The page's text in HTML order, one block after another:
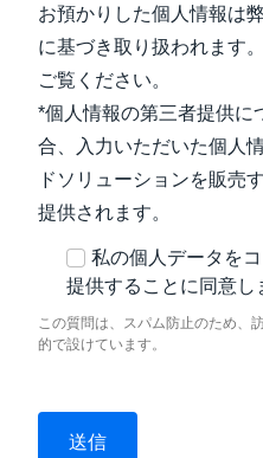
お預かりした個人情報は
に基づき取り扱われます
ご覧ください。
*個人情報の第三者提供に
合、入力いただいた個人
ドソリューションを販売
提供されます。
私の個人データを
提供することに同意し
この質問は、スパム防止のため、
的で設けています。